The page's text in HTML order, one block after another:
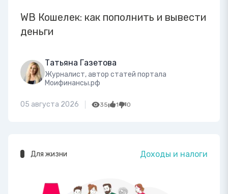
WB Кошелек: как пополнить и вывести
деньги
Татьяна Газетова
Журналист, автор статей портала
Моифинансы.рф
05 августа 2026 35 1 0
Для жизни Доходы и налоги